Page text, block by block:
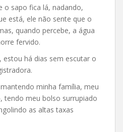
o sapo fica lá, nadando,
está, ele não sente que o
quando percebe, a água
fervido.
estou há dias sem escutar o
minha família, meu
tendo meu bolso surrupiado
as altas taxas